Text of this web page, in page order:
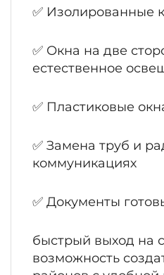
✅ Изолированные
✅ Окна на две
естественное
✅ Пластиковые
✅ Замена труб и
коммуникациях
✅ Документы
быстрый выход на
возможность